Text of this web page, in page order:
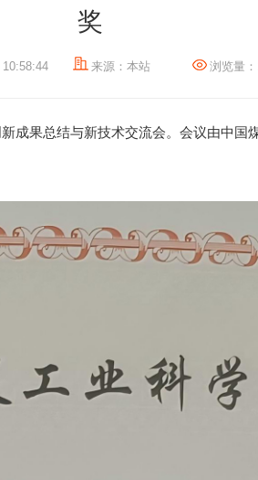
奖
10:58:44 来源：本站 浏览量
成果总结与新技术交流会。会议由中